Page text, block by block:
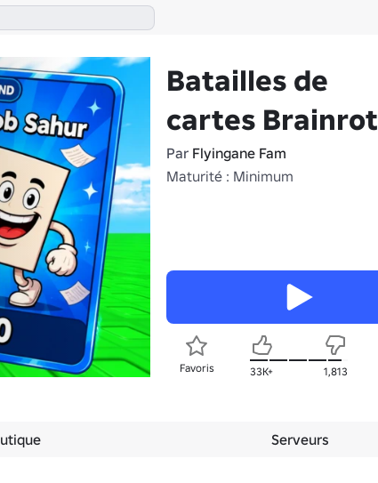
Batailles de
cartes Brainrot
Par Flyingane Fam
Maturité : Minimum
Favoris 33K+ 1,813
Serveurs